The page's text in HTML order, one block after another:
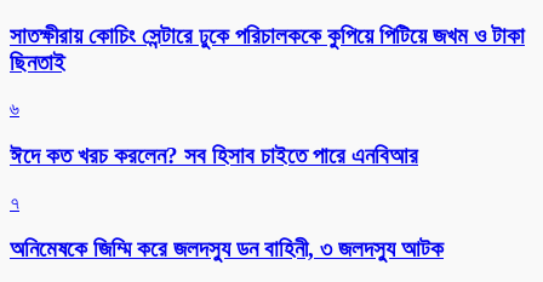
সাতক্ষীরায় কোচিং সেন্টারে ঢুকে পরিচালককে কুপিয়ে পিটিয়ে জখম ও টাকা
ছিনতাই
৬
ঈদে কত খরচ করলেন? সব হিসাব চাইতে পারে এনবিআর
৭
অনিমেষকে জিম্মি করে জলদস্যু ডন বাহিনী, ৩ জলদস্যু আটক